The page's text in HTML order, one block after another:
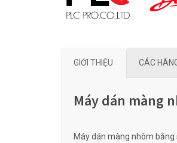
GIỚI THIỆU CÁC
Máy dán màng
Máy dán màng nhôm bằng